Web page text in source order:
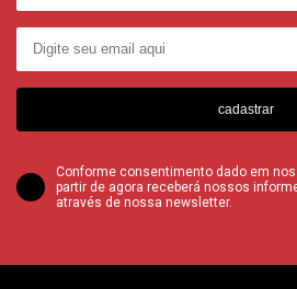
cadastrar
Conforme consentimento dado em
partir de agora receberá nossos
através de nossa newsletter.